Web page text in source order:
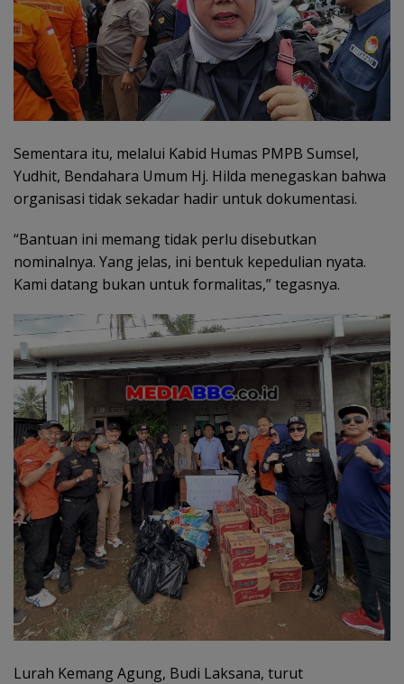
Sementara itu, melalui Kabid Humas PMPB Sumsel,
Yudhit, Bendahara Umum Hj. Hilda menegaskan bahwa
organisasi tidak sekadar hadir untuk dokumentasi.
“Bantuan ini memang tidak perlu disebutkan
nominalnya. Yang jelas, ini bentuk kepedulian nyata.
Kami datang bukan untuk formalitas,” tegasnya.
Lurah Kemang Agung, Budi Laksana, turut